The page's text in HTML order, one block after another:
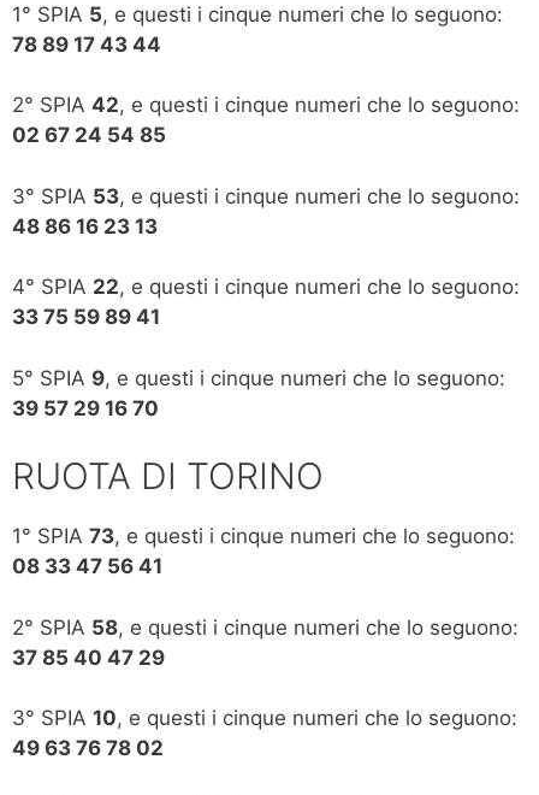
1° SPIA 5, e questi i cinque numeri che lo seguono:
78 89 17 43 44
2° SPIA 42, e questi i cinque numeri che lo seguono:
02 67 24 54 85
3° SPIA 53, e questi i cinque numeri che lo seguono:
48 86 16 23 13
4° SPIA 22, e questi i cinque numeri che lo seguono:
33 75 59 89 41
5° SPIA 9, e questi i cinque numeri che lo seguono:
39 57 29 16 70
RUOTA DI TORINO
1° SPIA 73, e questi i cinque numeri che lo seguono:
08 33 47 56 41
2° SPIA 58, e questi i cinque numeri che lo seguono:
37 85 40 47 29
3° SPIA 10, e questi i cinque numeri che lo seguono:
49 63 76 78 02